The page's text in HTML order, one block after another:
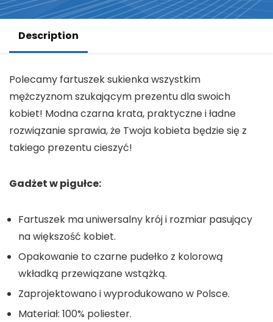
Description
Polecamy fartuszek sukienka wszystkim
mężczyznom szukającym prezentu dla swoich
kobiet! Modna czarna krata, praktyczne i ładne
rozwiązanie sprawia, że Twoja kobieta będzie się z
takiego prezentu cieszyć!
Gadżet w pigułce:
Fartuszek ma uniwersalny krój i rozmiar pasujący
na większość kobiet.
Opakowanie to czarne pudełko z kolorową
wkładką przewiązane wstążką.
Zaprojektowano i wyprodukowano w Polsce.
Materiał: 100% poliester.